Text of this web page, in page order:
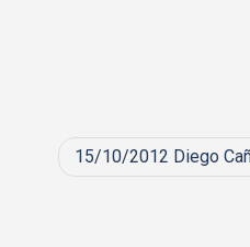
15/10/2012 Diego